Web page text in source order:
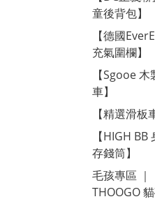
童後背包】
【德國
充氣圍欄】
【Sgooe
車】
【精選滑板
【HIGH BB
存錢筒】
毛孩專區 ｜
THOOGO